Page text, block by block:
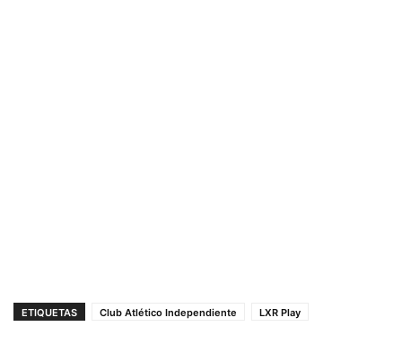
ETIQUETAS Club Atlético Independiente LXR Play